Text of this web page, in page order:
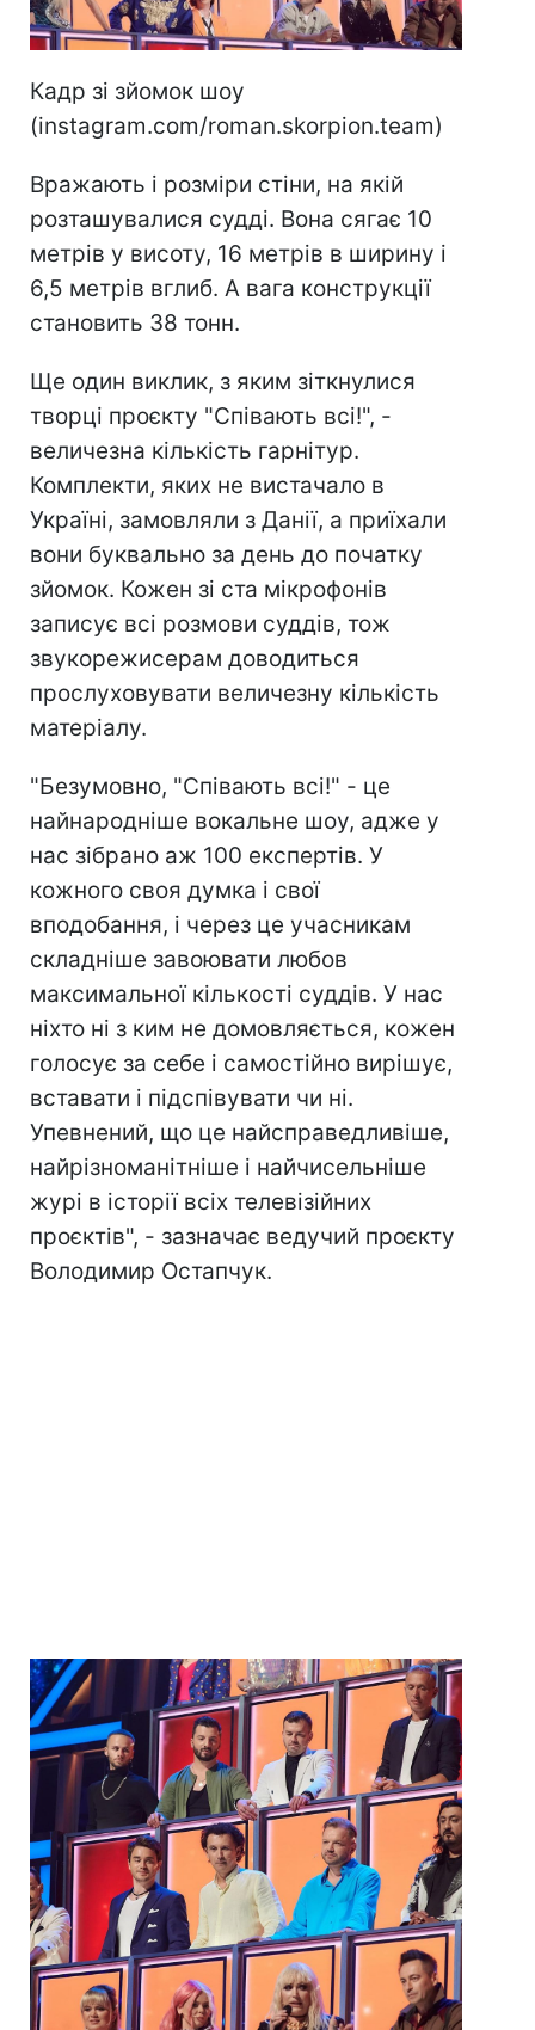
Кадр зі зйомок шоу
(instagram.com/roman.skorpion.team)
Вражають і розміри стіни, на якій
розташувалися судді. Вона сягає 10
метрів у висоту, 16 метрів в ширину і
6,5 метрів вглиб. А вага конструкції
становить 38 тонн.
Ще один виклик, з яким зіткнулися
творці проєкту "Співають всі!", -
величезна кількість гарнітур.
Комплекти, яких не вистачало в
Україні, замовляли з Данії, а приїхали
вони буквально за день до початку
зйомок. Кожен зі ста мікрофонів
записує всі розмови суддів, тож
звукорежисерам доводиться
прослуховувати величезну кількість
матеріалу.
"Безумовно, "Співають всі!" - це
найнародніше вокальне шоу, адже у
нас зібрано аж 100 експертів. У
кожного своя думка і свої
вподобання, і через це учасникам
складніше завоювати любов
максимальної кількості суддів. У нас
ніхто ні з ким не домовляється, кожен
голосує за себе і самостійно вирішує,
вставати і підспівувати чи ні.
Упевнений, що це найсправедливіше,
найрізноманітніше і найчисельніше
журі в історії всіх телевізійних
проєктів", - зазначає ведучий проєкту
Володимир Остапчук.